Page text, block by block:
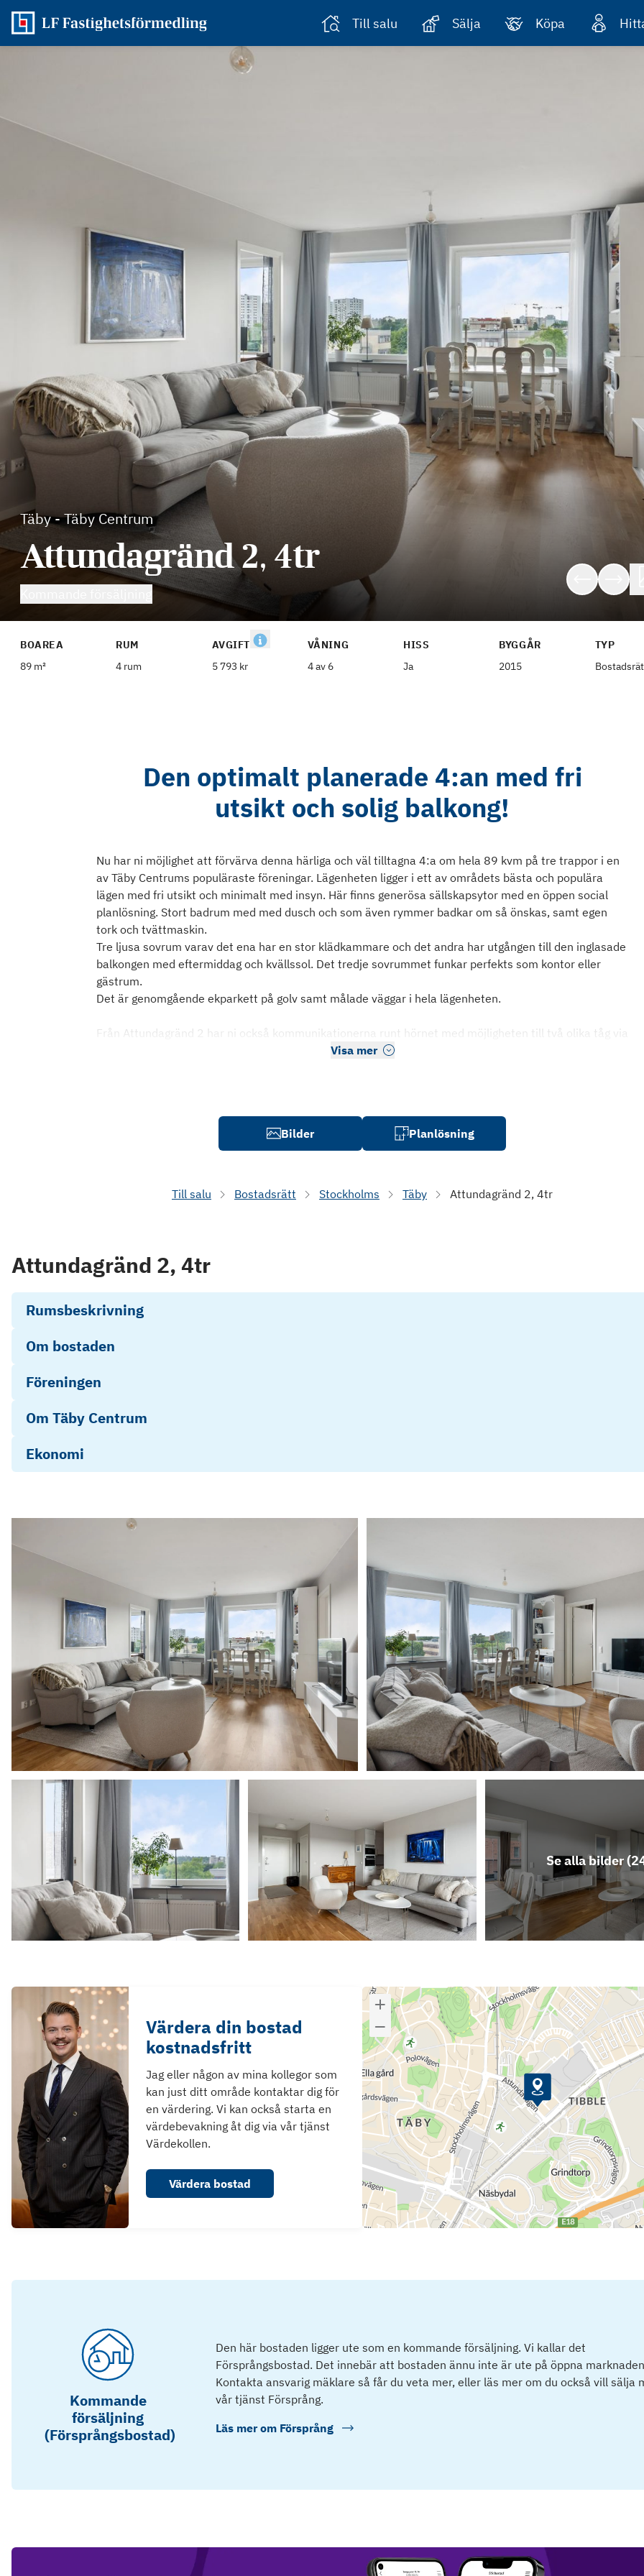
Till salu Sälja Köpa
Täby-Täby Centrum
Attundagränd 2, 4tr
BOAREA
89 m²
RUM
4 rum
AVGIFT
5 793 kr
VÅNING
4 av 6
HISS
Ja
BYGGÅR
2015
TYP
Den optimalt planerade 4:an med fri
utsikt och solig balkong!
Nu har ni möjlighet att förvärva denna härliga och väl tilltagna 4:a om hela 89 kvm på tre trappor i en
av Täby Centrums populäraste föreningar. Lägenheten ligger i ett av områdets bästa och populära
lägen med fri utsikt och minimalt med insyn. Här finns generösa sällskapsytor med en öppen social
planlösning. Stort badrum med med dusch och som även rymmer badkar om så önskas, samt egen
tork och tvättmaskin.
Tre ljusa sovrum varav det ena har en stor klädkammare och det andra har utgången till den inglasade
balkongen med eftermiddag och kvällssol. Det tredje sovrummet funkar perfekts som kontor eller
gästrum.
Det är genomgående ekparkett på golv samt målade väggar i hela lägenheten.
Från Attundagränd 2 har ni också kommunikationerna runt hörnet med möjligheten till två olika tåg via
Visa mer
Bilder Planlösning
Till salu Bostadsrätt Stockholms Täby Attundagränd 2, 4tr
Attundagränd 2, 4tr
Rumsbeskrivning
Om bostaden
Föreningen
Om Täby Centrum
Ekonomi
Se alla bilder (
Värdera din bostad
kostnadsfritt
Jag eller någon av mina kollegor som
kan just ditt område kontaktar dig för
en värdering. Vi kan också starta en
värdebevakning åt dig via vår tjänst
Värdekollen.
Värdera bostad
Kommande
försäljning
(Försprångsbostad)
Den här bostaden ligger ute som en kommande försäljning. Vi kallar det
Försprångsbostad. Det innebär att bostaden ännu inte är ute på öppna
Kontakta ansvarig mäklare så får du veta mer, eller läs mer om du också vill sälja
vår tjänst Försprång.
Läs mer om Försprång